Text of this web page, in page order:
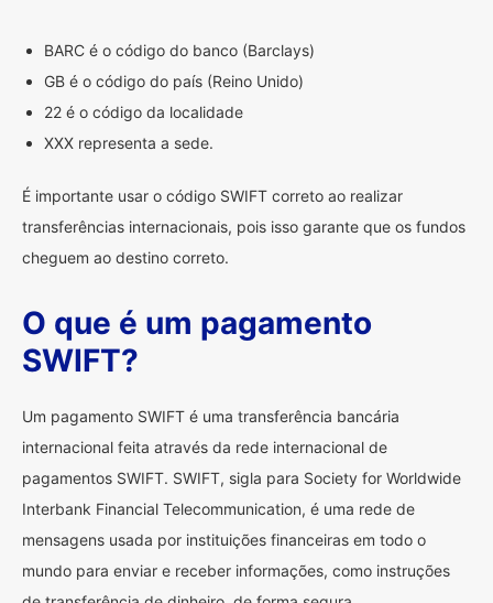
BARC é o código do banco (Barclays)
GB é o código do país (Reino Unido)
22 é o código da localidade
XXX representa a sede.
É importante usar o código SWIFT correto ao realizar
transferências internacionais, pois isso garante que os fundos
cheguem ao destino correto.
O que é um pagamento
SWIFT?
Um pagamento SWIFT é uma transferência bancária
internacional feita através da rede internacional de
pagamentos SWIFT. SWIFT, sigla para Society for Worldwide
Interbank Financial Telecommunication, é uma rede de
mensagens usada por instituições financeiras em todo o
mundo para enviar e receber informações, como instruções